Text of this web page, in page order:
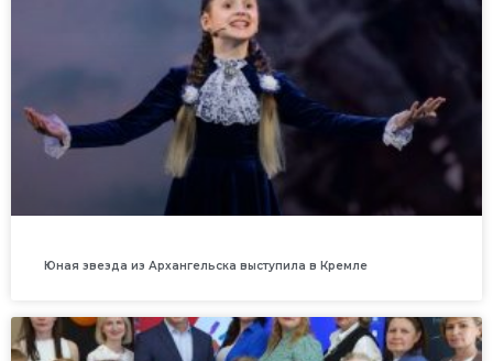
Юная звезда из Архангельска выступила в Кремле